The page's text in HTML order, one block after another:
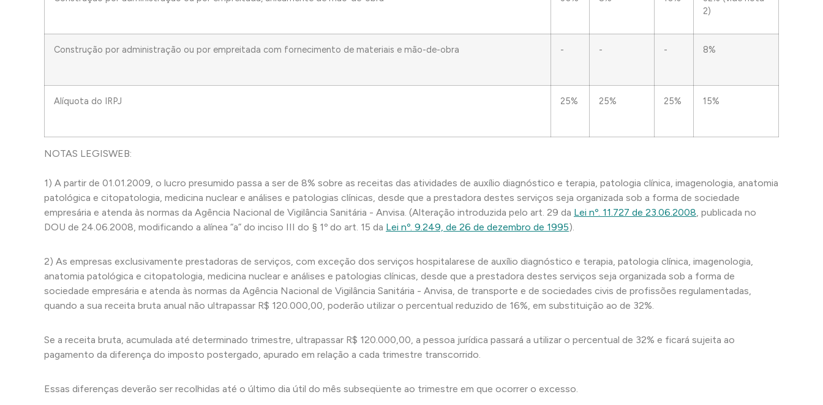
2)
Construção por administração ou por empreitada com fornecimento de materiais e mão-de-obra - - - 8%
Alíquota do IRPJ 25% 25% 25% 15%
NOTAS LEGISWEB:
1) A partir de 01.01.2009, o lucro presumido passa a ser de 8% sobre as receitas das atividades de auxílio diagnóstico e terapia, patologia clínica, imagenologia, anatomia
patológica e citopatologia, medicina nuclear e análises e patologias clínicas, desde que a prestadora destes serviços seja organizada sob a forma de sociedade
empresária e atenda às normas da Agência Nacional de Vigilância Sanitária - Anvisa. (Alteração introduzida pelo art. 29 da Lei nº. 11.727 de 23.06.2008, publicada no
DOU de 24.06.2008, modificando a alínea “a” do inciso III do § 1º do art. 15 da Lei nº. 9.249, de 26 de dezembro de 1995).
2) As empresas exclusivamente prestadoras de serviços, com exceção dos serviços hospitalarese de auxílio diagnóstico e terapia, patologia clínica, imagenologia,
anatomia patológica e citopatologia, medicina nuclear e análises e patologias clínicas, desde que a prestadora destes serviços seja organizada sob a forma de
sociedade empresária e atenda às normas da Agência Nacional de Vigilância Sanitária - Anvisa, de transporte e de sociedades civis de profissões regulamentadas,
quando a sua receita bruta anual não ultrapassar R$ 120.000,00, poderão utilizar o percentual reduzido de 16%, em substituição ao de 32%.
Se a receita bruta, acumulada até determinado trimestre, ultrapassar R$ 120.000,00, a pessoa jurídica passará a utilizar o percentual de 32% e ficará sujeita ao
pagamento da diferença do imposto postergado, apurado em relação a cada trimestre transcorrido.
Essas diferenças deverão ser recolhidas até o último dia útil do mês subseqüente ao trimestre em que ocorrer o excesso.